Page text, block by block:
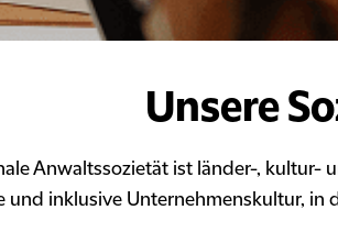
Unsere
Anwaltssozietät ist länder-, kultur-
und inklusive Unternehmenskultur, in